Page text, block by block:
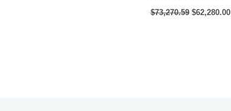
$73,270.59 $62,280.00